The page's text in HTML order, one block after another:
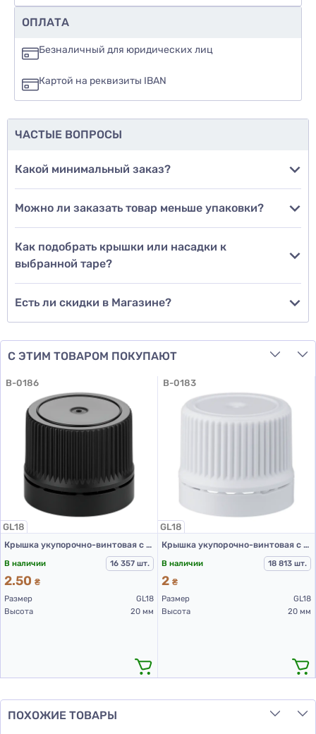
Рекомендуете ли вы этот товар
да
еще не знаю
Добавить отзыв
ОПЛАТА
Безналичный для юридических лиц
Картой на реквизиты IBAN
ЧАСТЫЕ ВОПРОСЫ
Какой минимальный заказ?
Можно ли заказать товар меньше упаковки?
Как подобрать крышки или насадки к
выбранной таре?
Есть ли скидки в Магазине?
С ЭТИМ ТОВАРОМ ПОКУПАЮТ
B-0186
GL18
Крышка укупорочно-винтовая с контролем первого вскрытия тип 1.4к черная
В наличии
16 357 шт.
2.50 ₴
Размер
GL18
Высота
20 мм
B-0183
GL18
Крышка укупорочно-винтовая с контролем первого открытия тип 1.4к белая
В наличии
18 813 шт.
2 ₴
Размер
GL18
Высота
20 мм
ПОХОЖИЕ ТОВАРЫ